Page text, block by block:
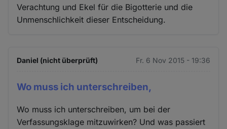
Verachtung und Ekel für die Bigotterie und die
Unmenschlichkeit dieser Entscheidung.
Daniel (nicht überprüft) Fr. 6 Nov 2015 - 19:36
Wo muss ich unterschreiben,
Wo muss ich unterschreiben, um bei der
Verfassungsklage mitzuwirken? Und was passiert